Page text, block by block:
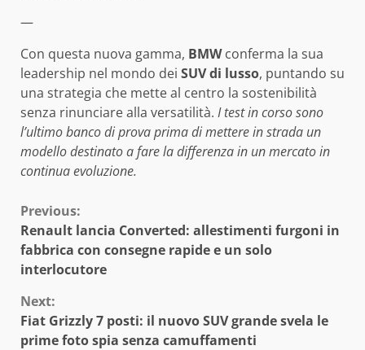
—
Con questa nuova gamma, BMWconferma la sua
leadership nel mondo dei SUV di lusso, puntando su
una strategia che mette al centro la sostenibilità
senza rinunciare alla versatilità. I test in corso sono
l’ultimo banco di prova prima di mettere in strada un
modello destinato a fare la differenza in un mercato in
continua evoluzione.
Continue
Reading
Previous:
Renault lancia Converted: allestimenti furgoni in
fabbrica con consegne rapide e un solo
interlocutore
Next:
Fiat Grizzly 7 posti: il nuovo SUV grande svela le
prime foto spia senza camuffamenti